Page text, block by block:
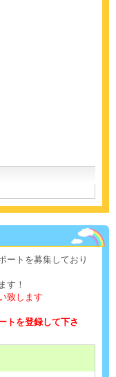
ートを募集しており
す！
致します
トを登録して下さ